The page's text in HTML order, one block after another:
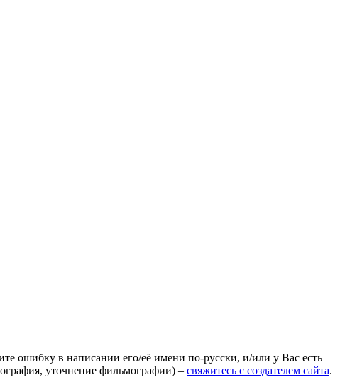
ошибку в написании его/её имени по-русски, и/или у Вас есть
уточнение фильмографии) – свяжитесь с создателем сайта.